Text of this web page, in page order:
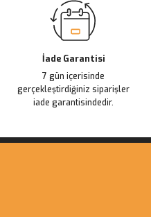
İade Garantisi
7 gün içerisinde
gerçekleştirdiğiniz siparişler
iade garantisindedir.